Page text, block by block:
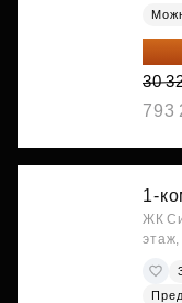
23
30
793
1-
ЖК